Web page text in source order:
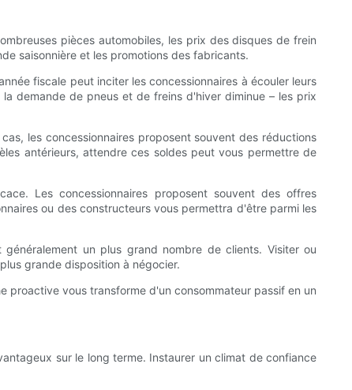
pièces automobiles, les prix des disques de frein
saisonnière et les promotions des fabricants.
fiscale peut inciter les concessionnaires à écouler leurs
demande de pneus et de freins d'hiver diminue – les prix
les concessionnaires proposent souvent des réductions
antérieurs, attendre ces soldes peut vous permettre de
Les concessionnaires proposent souvent des offres
ou des constructeurs vous permettra d'être parmi les
un plus grand nombre de clients. Visiter ou
grande disposition à négocier.
vous transforme d'un consommateur passif en un
sur le long terme. Instaurer un climat de confiance